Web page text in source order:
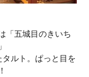
「五城目のきいち
ルト。ぱっと目を